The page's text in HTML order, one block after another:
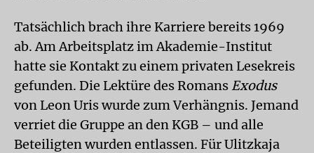
Tatsächlich brach ihre Karriere bereits 1969
ab. Am Arbeitsplatz im Akademie-Institut
hatte sie Kontakt zu einem privaten Lesekreis
gefunden. Die Lektüre des Romans Exodus
von Leon Uris wurde zum Verhängnis. Jemand
verriet die Gruppe an den KGB – und alle
Beteiligten wurden entlassen. Für Ulitzkaja